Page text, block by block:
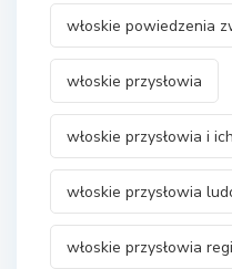
włoskie powiedzenia
włoskie przysłowia
włoskie przysłowia i
włoskie przysłowia
włoskie przysłowia